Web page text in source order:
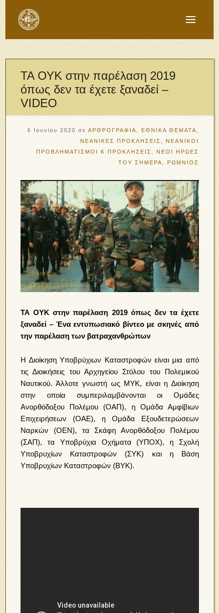
ΤΑ ΟΥΚ στην παρέλαση 2019
όπως δεν τα έχετε ξαναδεί –
VIDEO
6 Ιουνίου 2020 σε ΑΡΘΡΟΓΡΑΦΙΑ ΕΘΝΙΚΑ ΘΕΜΑΤΑ
ΝΕΑΝΙΚΕΣ ΠΡΟΚΛΗΣΕΙΣ
ΝΕΑΝΙΚΟΙ
ΠΡΟΒΛΗΜΑΤΙΣΜΟΙ Κ ΠΡΟΚΛΗΣΕΙΣ
ΝΕΟΙ ΗΡΩΕΣ
ΤΟΥ ΣΗΜΕΡΑ
ΡΩΜΝΙΟΣ
ΤΑ ΟΥΚ στην παρέλαση 2019 όπως δεν τα έχετε
ξαναδεί – Ένα εντυπωσιακό βίντεο με σκηνές από
την παρέλαση των βατραχανθρώπων
Η Διοίκηση Υποβρύχιων Καταστροφών είναι μια από
τις Διοικήσεις του Αρχηγείου Στόλου του Πολεμικού
Ναυτικού. Άλλοτε γνωστή ως ΜΥΚ, είναι η Διοίκηση
στην οποία συμπεριλαμβάνονται οι Ομάδες
Ανορθόδοξου Πολέμου (ΟΑΠ), η Ομάδα Αμφίβιων
Επιχειρήσεων (ΟΑΕ), η Ομάδα Εξουδετερώσεων
Ναρκών (ΟΕΝ), τα Σκάφη Ανορθόδοξου Πολέμου
(ΣΑΠ), τα Υποβρύχια Οχήματα (ΥΠΟΧ),η Σχολή
Υποβρυχίων Καταστροφών (ΣΥΚ) και η Βάση
Υποβρυχίων Καταστροφών (ΒΥΚ).